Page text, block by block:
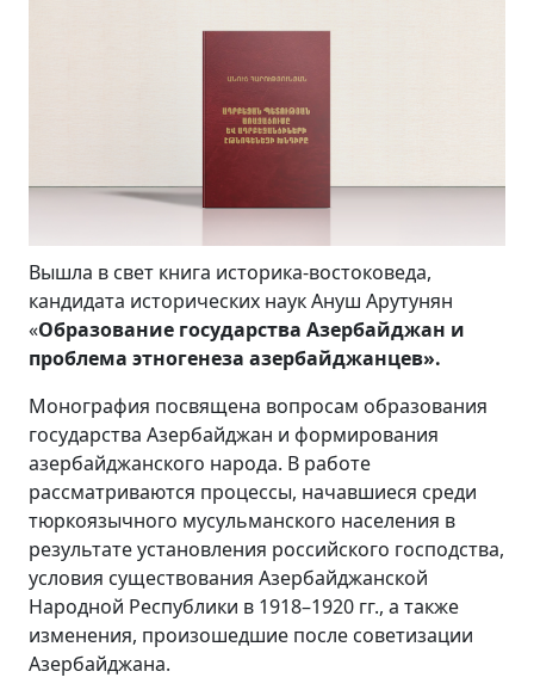
Вышла в свет книга историка-востоковеда,
кандидата исторических наук Ануш Арутунян
«Образование государства Азербайджан и
проблема этногенеза азербайджанцев».
Монография посвящена вопросам образования
государства Азербайджан и формирования
азербайджанского народа. В работе
рассматриваются процессы, начавшиеся среди
тюркоязычного мусульманского населения в
результате установления российского господства,
условия существования Азербайджанской
Народной Республики в 1918–1920 гг., а также
изменения, произошедшие после советизации
Азербайджана.